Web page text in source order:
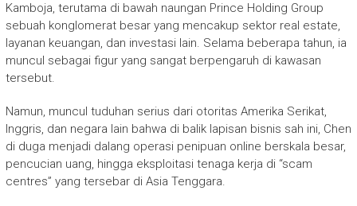
Kamboja, terutama di bawah naungan Prince Holding Group
sebuah konglomerat besar yang mencakup sektor real estate,
layanan keuangan, dan investasi lain. Selama beberapa tahun, ia
muncul sebagai figur yang sangat berpengaruh di kawasan
tersebut.
Namun, muncul tuduhan serius dari otoritas Amerika Serikat,
Inggris, dan negara lain bahwa di balik lapisan bisnis sah ini, Chen
di duga menjadi dalang operasi penipuan online berskala besar,
pencucian uang, hingga eksploitasi tenaga kerja di “scam
centres” yang tersebar di Asia Tenggara.